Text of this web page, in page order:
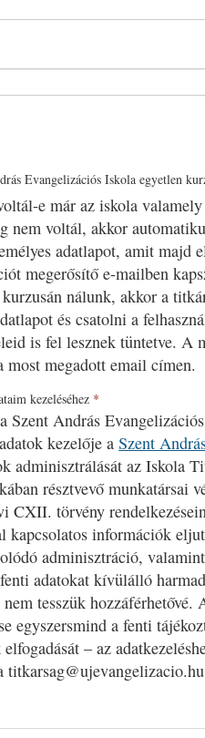
Evangelizációs Iskola egyetlen
e már az iskola
nem voltál, akkor
adatlapot, amit majd
megerősítő e-mailben
nálunk, akkor a
és csatolni a
is fel lesznek tüntetve. A
most megadott email címen.
kezeléséhez *
Szent András
kezelője aSzent
adminisztrálását az Iskola
résztvevő munkatársai
CXII. törvény
kapcsolatos információk
adminisztráció,
adatokat kívülálló
tesszük hozzáférhetővé.
egyszersmind a fenti
– az